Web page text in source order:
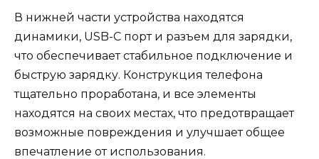
В нижней части устройства находятся
динамики, USB-C порт и разъем для зарядки,
что обеспечивает стабильное подключение и
быструю зарядку. Конструкция телефона
тщательно проработана, и все элементы
находятся на своих местах, что предотвращает
возможные повреждения и улучшает общее
впечатление от использования.